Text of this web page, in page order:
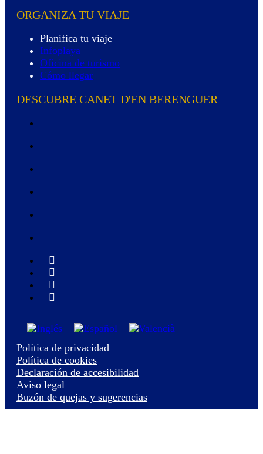
ORGANIZA TU VIAJE
Planifica tu viaje
Infoplaya
Oficina de turismo
Cómo llegar
DESCUBRE CANET D'EN BERENGUER
Política de privacidad
Política de cookies
Declaración de accesibilidad
Aviso legal
Buzón de quejas y sugerencias